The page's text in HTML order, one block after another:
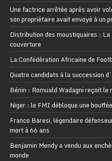
Une factrice arrêtée après avoir
son propriétaire avait envoyé à un
Distribution des moustiquaires :
couverture
La Confédération Africaine de
Quatre candidats à la succession
Bénin : Romuald Wadagni reçoit
Niger : le FMI débloque une
Franco Baresi, légendaire
mort à 66 ans
Benjamin Mendy a vendu aux
monde